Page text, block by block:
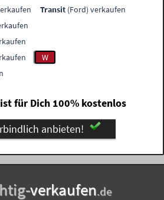
Transit (Ford) verkaufen
W
für Dich 100% kostenlos
anbieten!
verkaufen.de